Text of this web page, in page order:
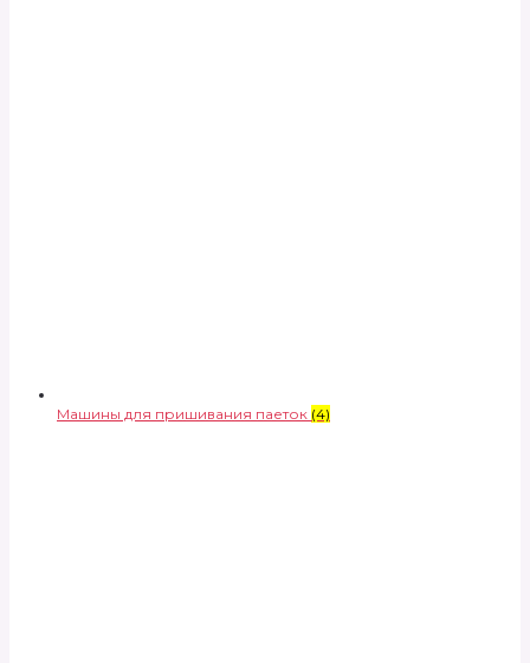
Машины для пришивания паеток (4)